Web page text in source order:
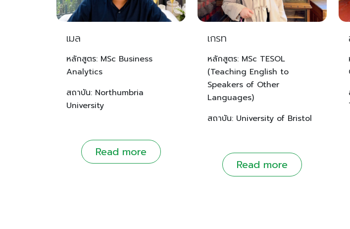
เมล
หลักสูตร: MSc Business
Analytics
สถาบัน: Northumbria
University
Read more
เกรท
หลักสูตร: MSc TESOL
(Teaching English to
Speakers of Other
Languages)
สถาบัน: University of Bristol
Read more